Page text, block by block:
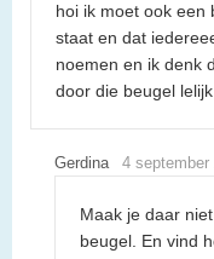
hoi ik moet ook een
staat en dat
noemen en ik denk
door die beugel
Gerdina 4 september
Maak je daar
beugel. En vind